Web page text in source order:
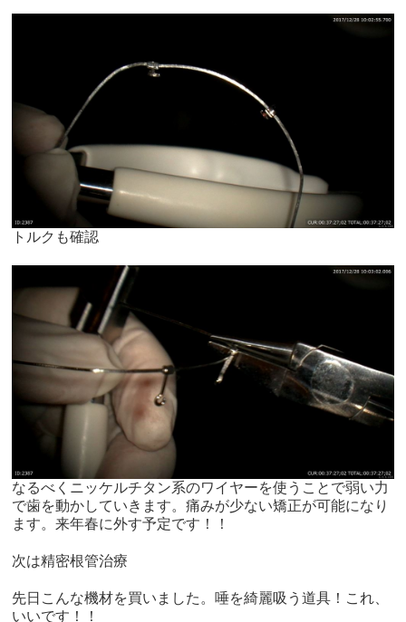
トルクも確認
なるべくニッケルチタン系のワイヤーを使うことで弱い力
で歯を動かしていきます。痛みが少ない矯正が可能になり
ます。来年春に外す予定です！！
次は精密根管治療
先日こんな機材を買いました。唾を綺麗吸う道具！これ、
いいです！！